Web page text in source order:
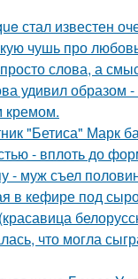
стал известен
чушь про
слова, а
удивил образом
кремом.
"Бетиса" Марк
- вплоть до
- муж съел
в кефире под
что могла